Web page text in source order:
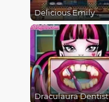
Delicious Emily New Beginning
Draculaura Dentist